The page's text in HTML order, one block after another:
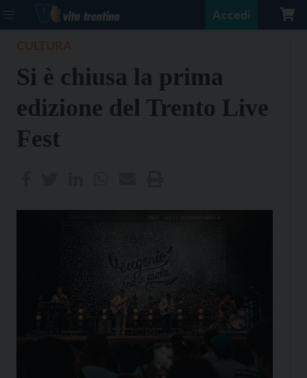
Accedi
Si è chiusa la prima
edizione del Trento Live
Fest